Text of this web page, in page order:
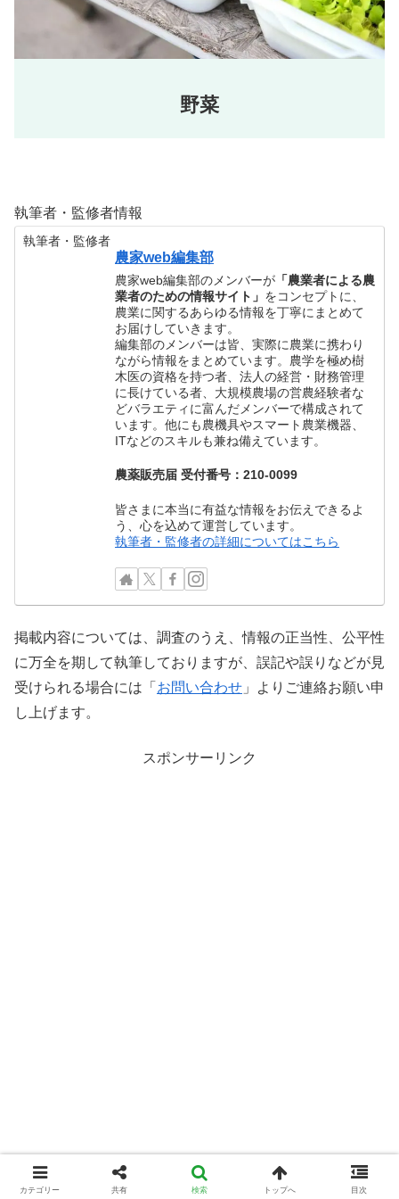
野菜
執筆者・監修者情報
執筆者・監修者
農家web編集部
農家web編集部のメンバーが 「農業者による農
業者のための情報サイト」 をコンセプトに、
農業に関するあらゆる情報を丁寧にまとめて
お届けしていきます。
編集部のメンバーは皆、実際に農業に携わり
ながら情報をまとめています。農学を極め樹
木医の資格を持つ者、法人の経営・財務管理
に長けている者、大規模農場の営農経験者な
どバラエティに富んだメンバーで構成されて
います。他にも農機具やスマート農業機器、
ITなどのスキルも兼ね備えています。
農薬販売届 受付番号：210-0099
皆さまに本当に有益な情報をお伝えできるよ
う、心を込めて運営しています。
執筆者・監修者の詳細についてはこちら
掲載内容については、調査のうえ、情報の正当性、公平性
に万全を期して執筆しておりますが、誤記や誤りなどが見
受けられる場合には「 お問い合わせ 」よりご連絡お願い申
し上げます。
スポンサーリンク
カテゴリー 共有 検索 トップへ 目次